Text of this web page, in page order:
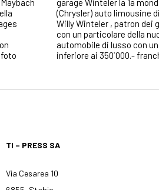
garage Winteler la 1a
(Chrysler) auto limousine
Willy Winteler , patron dei
con un particolare della
automobile di lusso con
inferiore ai 350`000.-
TI – PRESS SA
Via Cesarea 10